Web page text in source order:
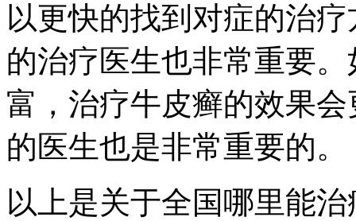
以更快的找到对症的治
的治疗医生也非常重要
富，治疗牛皮癣的效果
的医生也是非常重要的。
以上是关于全国哪里能